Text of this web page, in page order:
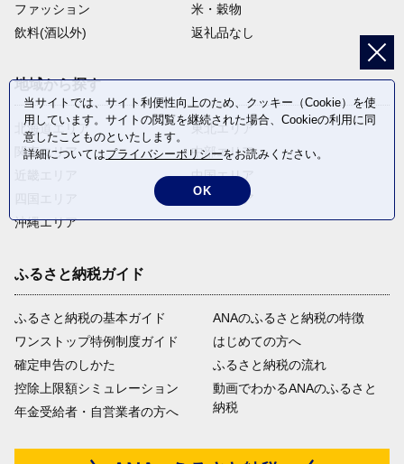
ファッション
米・穀物
飲料(酒以外)
返礼品なし
地域から探す
北海道エリア
関東エリア
沖縄エリア
東北エリア
中部エリア
中国エリア
九州エリア
ふるさと納税ガイド
ふるさと納税の基本ガイド
ワンストップ特例制度ガイド
確定申告のしかた
控除上限額シミュレーション
年金受給者・自営業者の方へ
ANAのふるさと納税の特徴
はじめての方へ
ふるさと納税の流れ
動画でわかるANAのふるさと
納税
当サイトでは、サイト利便性向上のため、クッキー（Cookie）を使
用しています。サイトの閲覧を継続された場合、Cookieの利用に同
意したことものといたします。
詳細についてはプライバシーポリシーをお読みください。
OK